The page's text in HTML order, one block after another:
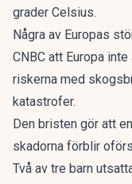
grader Celsius.
Några av Europas
CNBC att Europa
riskerna med
katastrofer.
Den bristen gör att
skadorna förblir
Två av tre barn